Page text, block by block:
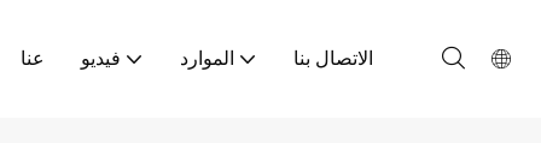
عنا فيديو الموارد الاتصال بنا